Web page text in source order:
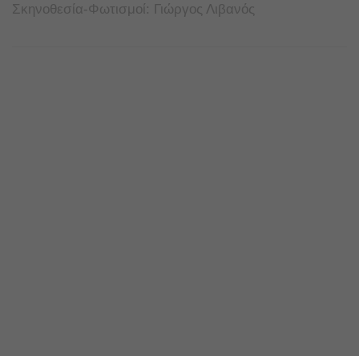
Σκηνοθεσία-Φωτισμοί: Γιώργος Λιβανός